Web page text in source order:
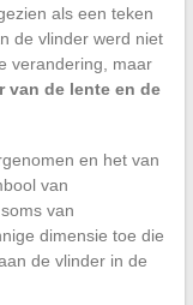
als een teken
de vlinder werd niet
verandering, maar
van de lente en de
en het van
van
van
dimensie toe die
de vlinder in de